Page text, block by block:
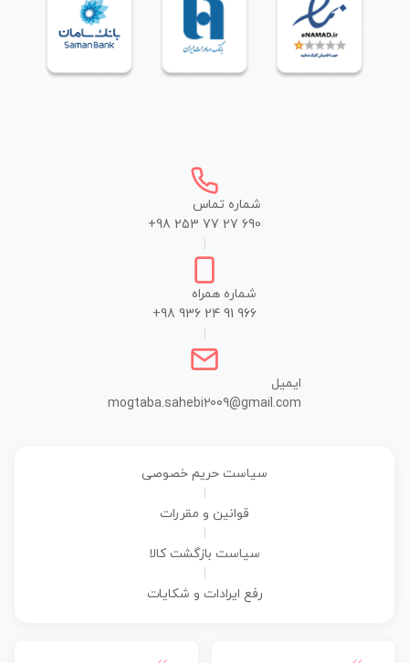
شماره تماس
+98 253 77 27 690
شماره همراه
+98 936 24 91 966
ایمیل
mogtaba.sahebi2009@gmail.com
سیاست حریم خصوصی
قوانین و مقررات
سیاست بازگشت کالا
رفع ایرادات و شکایات